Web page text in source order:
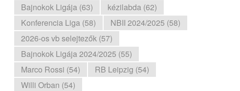
Bajnokok Ligája (63)
kézilabda (62)
Konferencia Liga (58)
NBII 2024/2025 (58)
2026-os vb selejtezők (57)
Bajnokok Ligája 2024/2025 (55)
Marco Rossi (54)
RB Leipzig (54)
Willi Orban (54)